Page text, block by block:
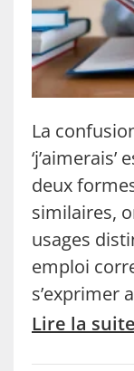
La
deux
similaires,
usages
emploi
s’exprimer
Lire la suite